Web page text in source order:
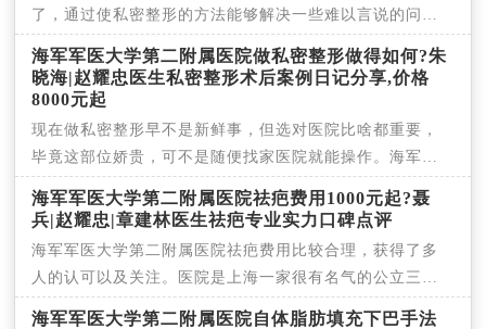
了，通过使私密整形的方法能够解决一些难以言说的问
海军军医大学第二附属医院做私密整形做得如何?朱
晓海|赵耀忠医生私密整形术后案例日记分享,价格
8000元起
现在做私密整形早不是新鲜事，但选对医院比啥都重要，
毕竟这部位娇贵，可不是随便找家医院就能操作。海军军
海军军医大学第二附属医院祛疤费用1000元起?聂
兵|赵耀忠|章建林医生祛疤专业实力口碑点评
海军军医大学第二附属医院祛疤费用比较合理，获得了多
人的认可以及关注。医院是上海一家很有名气的公立三甲
海军军医大学第二附属医院自体脂肪填充下巴手法